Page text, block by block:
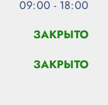
09:00 - 18:00
ЗАКРЫТО
ЗАКРЫТО